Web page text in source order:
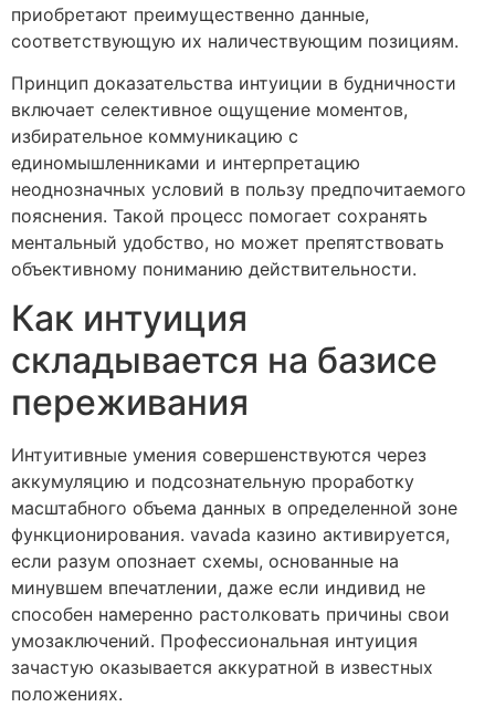
приобретают преимущественно данные,
соответствующую их наличествующим позициям.
Принцип доказательства интуиции в будничности
включает селективное ощущение моментов,
избирательное коммуникацию с
единомышленниками и интерпретацию
неоднозначных условий в пользу предпочитаемого
пояснения. Такой процесс помогает сохранять
ментальный удобство, но может препятствовать
объективному пониманию действительности.
Как интуиция
складывается на базисе
переживания
Интуитивные умения совершенствуются через
аккумуляцию и подсознательную проработку
масштабного объема данных в определенной зоне
функционирования. vavada казино активируется,
если разум опознает схемы, основанные на
минувшем впечатлении, даже если индивид не
способен намеренно растолковать причины свои
умозаключений. Профессиональная интуиция
зачастую оказывается аккуратной в известных
положениях.